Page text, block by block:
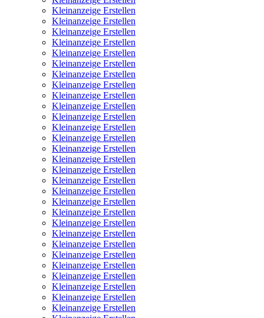
Kleinanzeige Erstellen
Kleinanzeige Erstellen
Kleinanzeige Erstellen
Kleinanzeige Erstellen
Kleinanzeige Erstellen
Kleinanzeige Erstellen
Kleinanzeige Erstellen
Kleinanzeige Erstellen
Kleinanzeige Erstellen
Kleinanzeige Erstellen
Kleinanzeige Erstellen
Kleinanzeige Erstellen
Kleinanzeige Erstellen
Kleinanzeige Erstellen
Kleinanzeige Erstellen
Kleinanzeige Erstellen
Kleinanzeige Erstellen
Kleinanzeige Erstellen
Kleinanzeige Erstellen
Kleinanzeige Erstellen
Kleinanzeige Erstellen
Kleinanzeige Erstellen
Kleinanzeige Erstellen
Kleinanzeige Erstellen
Kleinanzeige Erstellen
Kleinanzeige Erstellen
Kleinanzeige Erstellen
Kleinanzeige Erstellen
Kleinanzeige Erstellen